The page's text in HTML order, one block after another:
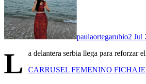
paulaortegarubio2 Jul
L
a delantera serbia llega para reforzar
CARRUSEL FEMENINO